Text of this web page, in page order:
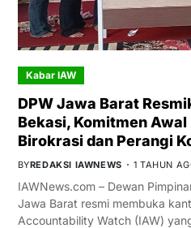
Kabar IAW
DPW Jawa Barat
Bekasi, Komitmen
Birokrasi dan Perangi
BYREDAKSI IAWNEWS 1 TAHUN
IAWNews.com – Dewan
Jawa Barat resmi membuka
Accountability Watch (IAW)